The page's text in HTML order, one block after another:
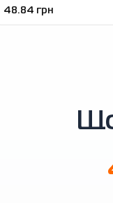
48.84 грн
Що